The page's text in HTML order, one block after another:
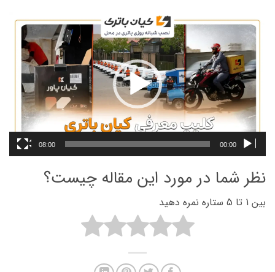
نمایشگر
ویدیو
00:00
08:00
نظر شما در مورد این مقاله چیست؟
بین 1 تا 5 ستاره نمره دهید